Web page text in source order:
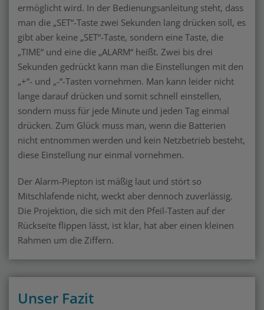
ermöglicht wird. In der Bedienungsanleitung steht, dass
man die „SET“-Taste zwei Sekunden lang drücken soll, es
gibt aber keine „SET“-Taste, sondern eine Taste, die
„TIME“ und eine die „ALARM“ heißt. Zwei bis drei
Sekunden gedrückt kann man die Einstellungen mit den
„+“- und „-“-Tasten vornehmen. Man kann leider nicht
lange darauf drücken und somit schnell einstellen,
sondern muss für jede Minute und jeden Tag einmal
drücken. Zum Glück muss man, wenn die Batterien
nicht entnommen werden und kein Netzbetrieb besteht,
diese Einstellung nur einmal vornehmen.
Der Alarm-Piepton ist mäßig laut und stört so
Mitschlafende nicht, weckt aber dennoch zuverlässig.
Die Projektion, die sich mit den Pfeil-Tasten auf der
Rückseite flippen lässt, ist klar, hat aber einen kleinen
Rahmen um die Ziffern.
Unser Fazit